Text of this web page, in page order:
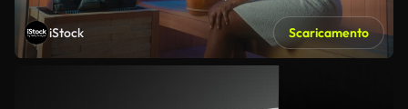
iStock Scaricamento